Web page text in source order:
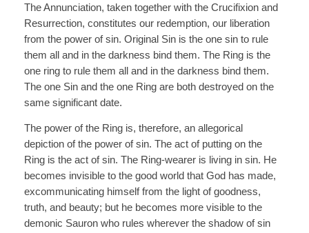
The Annunciation, taken together with the Crucifixion and
Resurrection, constitutes our redemption, our liberation
from the power of sin. Original Sin is the one sin to rule
them all and in the darkness bind them. The Ring is the
one ring to rule them all and in the darkness bind them.
The one Sin and the one Ring are both destroyed on the
same significant date.
The power of the Ring is, therefore, an allegorical
depiction of the power of sin. The act of putting on the
Ring is the act of sin. The Ring-wearer is living in sin. He
becomes invisible to the good world that God has made,
excommunicating himself from the light of goodness,
truth, and beauty; but he becomes more visible to the
demonic Sauron who rules wherever the shadow of sin